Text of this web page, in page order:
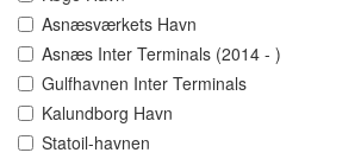
Asnæsværkets Havn
Asnæs Inter Terminals (2014 - )
Gulfhavnen Inter Terminals
Kalundborg Havn
Statoil-havnen